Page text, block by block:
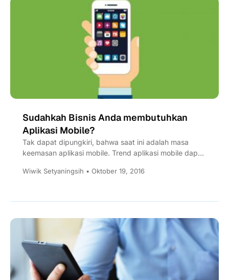
Sudahkah Bisnis Anda membutuhkan
Aplikasi Mobile?
Tak dapat dipungkiri, bahwa saat ini adalah masa
keemasan aplikasi mobile. Trend aplikasi mobile dapat
Wiwik Setyaningsih • Oktober 19, 2016